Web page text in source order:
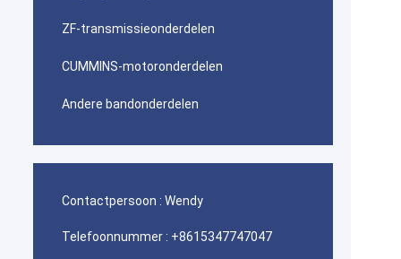
ZF-transmissieonderdelen
CUMMINS-motoronderdelen
Andere bandonderdelen
Contactpersoon : Wendy
Telefoonnummer : +8615347747047